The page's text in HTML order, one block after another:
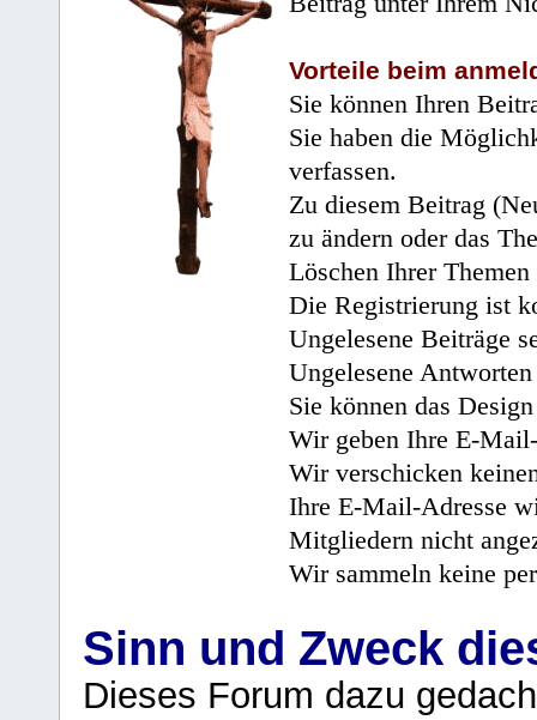
Vorteile beim
Sie können Ihren
Sie haben die
verfassen.
Zu diesem Beitrag
zu ändern oder das
Löschen Ihrer
Die Registrierung ist
Ungelesene Beiträge
Ungelesene
Sie können das
Wir geben Ihre E-
Wir verschicken
Ihre E-Mail-Adresse
Mitgliedern nicht
Wir sammeln keine
Sinn und Zweck
Dieses Forum dazu